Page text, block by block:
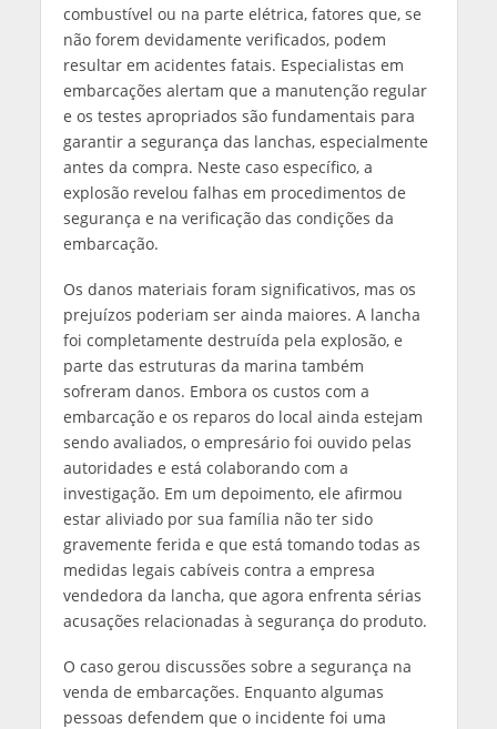
combustível ou na parte elétrica, fatores que, se
não forem devidamente verificados, podem
resultar em acidentes fatais. Especialistas em
embarcações alertam que a manutenção regular
e os testes apropriados são fundamentais para
garantir a segurança das lanchas, especialmente
antes da compra. Neste caso específico, a
explosão revelou falhas em procedimentos de
segurança e na verificação das condições da
embarcação.
Os danos materiais foram significativos, mas os
prejuízos poderiam ser ainda maiores. A lancha
foi completamente destruída pela explosão, e
parte das estruturas da marina também
sofreram danos. Embora os custos com a
embarcação e os reparos do local ainda estejam
sendo avaliados, o empresário foi ouvido pelas
autoridades e está colaborando com a
investigação. Em um depoimento, ele afirmou
estar aliviado por sua família não ter sido
gravemente ferida e que está tomando todas as
medidas legais cabíveis contra a empresa
vendedora da lancha, que agora enfrenta sérias
acusações relacionadas à segurança do produto.
O caso gerou discussões sobre a segurança na
venda de embarcações. Enquanto algumas
pessoas defendem que o incidente foi uma